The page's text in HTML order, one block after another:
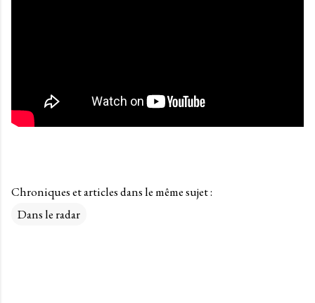
Chroniques et articles dans le même sujet :
Dans le radar